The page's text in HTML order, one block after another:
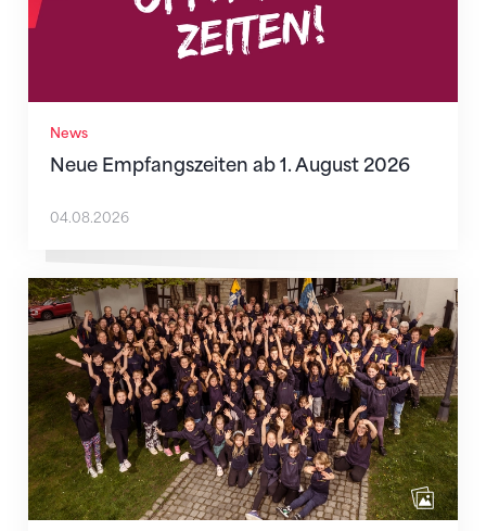
News
Neue Empfangszeiten ab 1. August 2026
04.08.2026
Wenn Mitmachen selbstverständlich ist